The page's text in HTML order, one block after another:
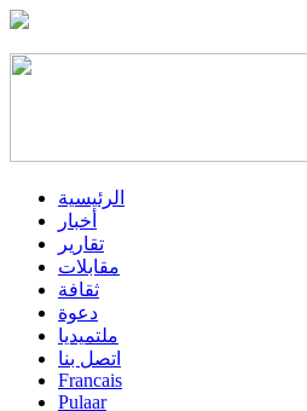
الرئيسية
أخبار
تقارير
مقابلات
ثقافة
دعوة
ملتميديا
اتصل بنا
Francais
Pulaar